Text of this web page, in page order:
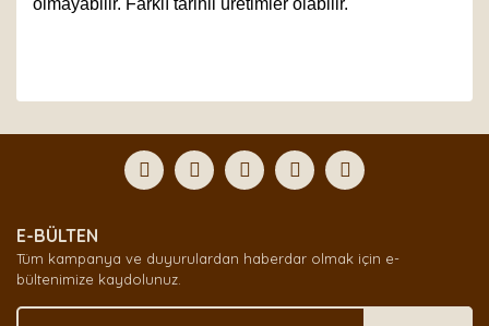
olmayabilir. Farklı tarihli üretimler olabilir.
Yorum Yaz
formunu kullanarak tarafımıza iletebilirsiniz.
Görüş ve önerileriniz için teşekkür ederiz.
Ürün açıklamasında eksik bilgiler bulunuyor.
Ürün bilgilerinde hatalar bulunuyor.
Ürün fiyatı diğer sitelerden daha pahalı.
E-BÜLTEN
Tüm kampanya ve duyurulardan haberdar olmak için e-
bültenimize kaydolunuz.